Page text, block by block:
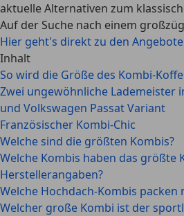
aktuelle Alternativen zum
Auf der Suche nach einem
Hier geht's direkt zu den
Inhalt
So wird die Größe des Kombi-
Zwei ungewöhnliche Lademeister
und Volkswagen Passat Variant
Französischer Kombi-Chic
Welche sind die größten Kombis?
Welche Kombis haben das
Herstellerangaben?
Welche Hochdach-Kombis packen
Welcher große Kombi ist der